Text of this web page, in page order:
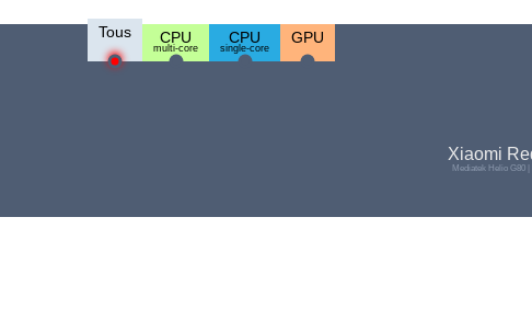
Tous CPU
multi-core
CPU
single-core
GPU
Xiaomi
Mediatek Helio G80